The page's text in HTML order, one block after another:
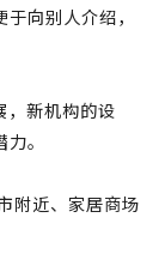
向别人介绍，
，新机构的设
。
附近、家居商场